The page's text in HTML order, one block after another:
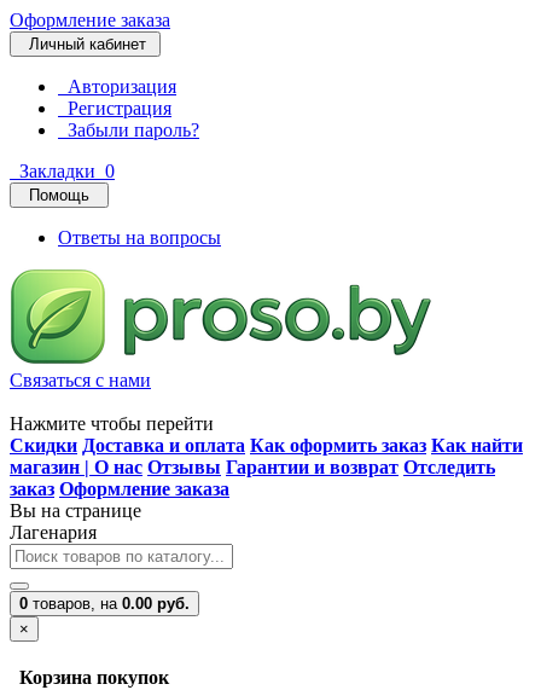
Оформление заказа
Личный кабинет
Авторизация
Регистрация
Забыли пароль?
Закладки 0
Помощь
Ответы на вопросы
Связаться с нами
Нажмите чтобы перейти
Скидки Доставка и оплата Как оформить заказ Как найти
магазин | О нас Отзывы Гарантии и возврат Отследить
заказ Оформление заказа
Вы на странице
Лагенария
0 товаров, на 0.00 руб.
×
Корзина покупок